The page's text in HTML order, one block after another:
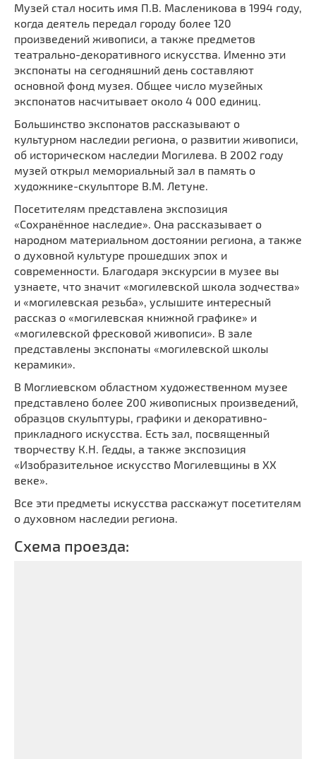
Музей стал носить имя П.В. Масленикова в 1994 году,
когда деятель передал городу более 120
произведений живописи, а также предметов
театрально-декоративного искусства. Именно эти
экспонаты на сегодняшний день составляют
основной фонд музея. Общее число музейных
экспонатов насчитывает около 4 000 единиц.
Большинство экспонатов рассказывают о
культурном наследии региона, о развитии живописи,
об историческом наследии Могилева. В 2002 году
музей открыл мемориальный зал в память о
художнике-скульпторе В.М. Летуне.
Посетителям представлена экспозиция
«Сохранённое наследие». Она рассказывает о
народном материальном достоянии региона, а также
о духовной культуре прошедших эпох и
современности. Благодаря экскурсии в музее вы
узнаете, что значит «могилевской школа зодчества»
и «могилевская резьба», услышите интересный
рассказ о «могилевская книжной графике» и
«могилевской фресковой живописи». В зале
представлены экспонаты «могилевской школы
керамики».
В Моглиевском областном художественном музее
представлено более 200 живописных произведений,
образцов скульптуры, графики и декоративно-
прикладного искусства. Есть зал, посвященный
творчеству К.Н. Гедды, а также экспозиция
«Изобразительное искусство Могилевщины в XX
веке».
Все эти предметы искусства расскажут посетителям
о духовном наследии региона.
Схема проезда: